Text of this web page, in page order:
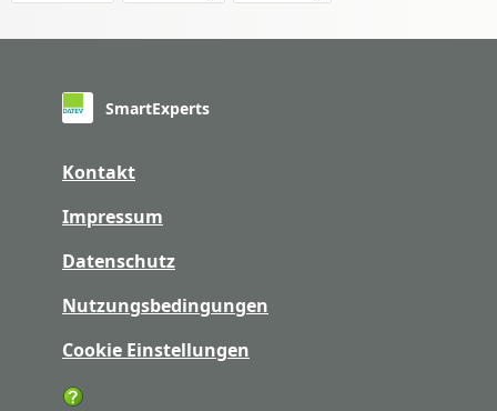
SmartExperts
Kontakt
Impressum
Datenschutz
Nutzungsbedingungen
Cookie Einstellungen